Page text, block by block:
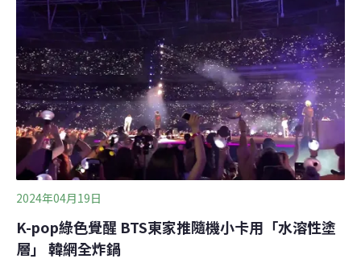
2024年04月19日
K-pop綠色覺醒 BTS東家推隨機小卡用「水溶性塗
層」 韓網全炸鍋